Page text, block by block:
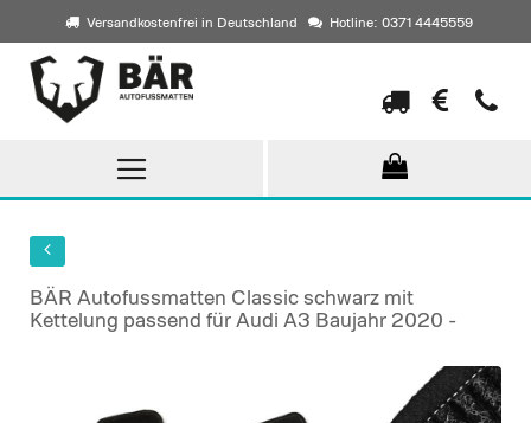
Versandkostenfrei in Deutschland Hotline: 0371 4445559
Direkt
zum
Inhalt
BÄR Autofussmatten Classic schwarz mit
Kettelung passend für Audi A3 Baujahr 2020 -